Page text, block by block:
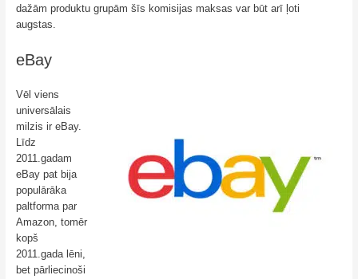
dažām produktu grupām šīs komisijas maksas var būt arī ļoti
augstas.
eBay
Vēl viens
universālais
milzis ir eBay.
Līdz
2011.gadam
eBay pat bija
populārāka
paltforma par
Amazon, tomēr
kopš
2011.gada lēni,
bet pārliecinoši